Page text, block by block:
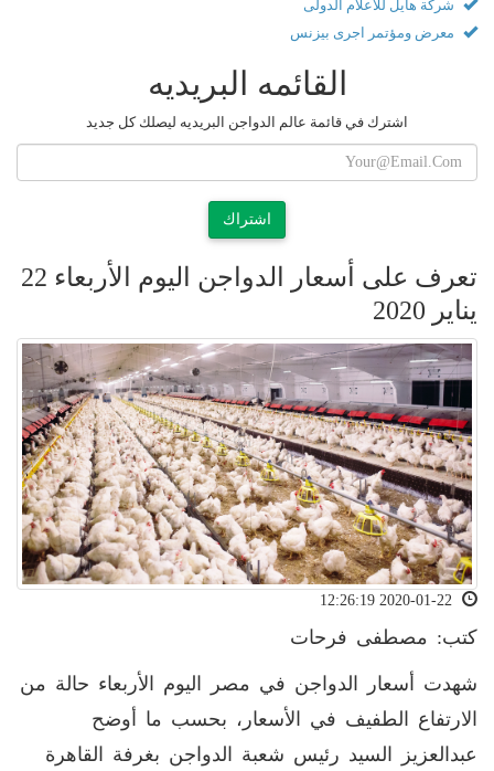
شركة هايل للاعلام الدولى
معرض ومؤتمر اجرى بيزنس
القائمه البريديه
اشترك في قائمة عالم الدواجن البريديه ليصلك كل جديد
اشتراك
تعرف على أسعار الدواجن اليوم الأربعاء 22
يناير 2020
كتب: مصطفى فرحات
شهدت أسعار الدواجن في مصر اليوم الأربعاء حالة من
الارتفاع الطفيف في الأسعار، بحسب ما أوضح
عبدالعزيز السيد رئيس شعبة الدواجن بغرفة القاهرة